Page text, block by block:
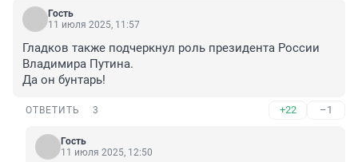
Гость
11 июля 2025, 11:57
Гладков также подчеркнул роль президента России
Владимира Путина.
Да он бунтарь!
ОТВЕТИТЬ 3 +22 –1
Гость
11 июля 2025, 12:50